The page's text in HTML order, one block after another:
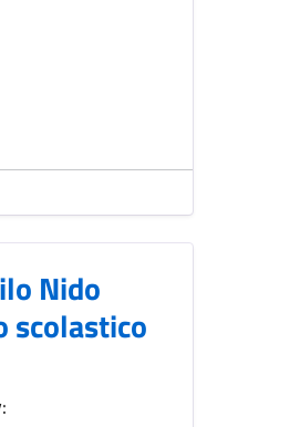
Nido
scolastico